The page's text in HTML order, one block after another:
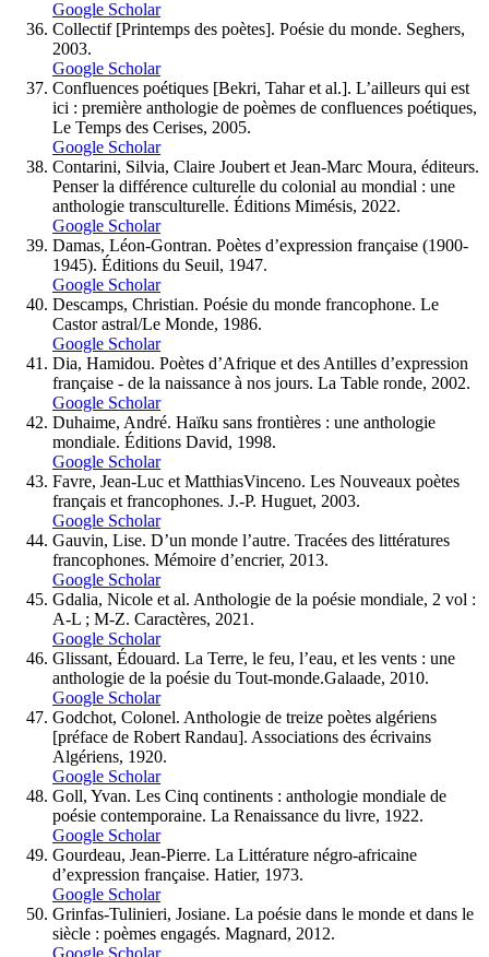
Google Scholar
Collectif [Printemps des poètes]. Poésie du monde. Seghers,
2003.
Google Scholar
Confluences poétiques [Bekri, Tahar et al.]. L’ailleurs qui est
ici : première anthologie de poèmes de confluences poétiques,
Le Temps des Cerises, 2005.
Google Scholar
Contarini, Silvia, Claire Joubert et Jean-Marc Moura, éditeurs.
Penser la différence culturelle du colonial au mondial : une
anthologie transculturelle. Éditions Mimésis, 2022.
Google Scholar
Damas, Léon-Gontran. Poètes d’expression française (1900-
1945). Éditions du Seuil, 1947.
Google Scholar
Descamps, Christian. Poésie du monde francophone. Le
Castor astral/Le Monde, 1986.
Google Scholar
Dia, Hamidou. Poètes d’Afrique et des Antilles d’expression
française - de la naissance à nos jours. La Table ronde, 2002.
Google Scholar
Duhaime, André. Haïku sans frontières : une anthologie
mondiale. Éditions David, 1998.
Google Scholar
Favre, Jean-Luc et MatthiasVinceno. Les Nouveaux poètes
français et francophones. J.-P. Huguet, 2003.
Google Scholar
Gauvin, Lise. D’un monde l’autre. Tracées des littératures
francophones. Mémoire d’encrier, 2013.
Google Scholar
Gdalia, Nicole et al. Anthologie de la poésie mondiale, 2 vol :
A-L ; M-Z. Caractères, 2021.
Google Scholar
Glissant, Édouard. La Terre, le feu, l’eau, et les vents : une
anthologie de la poésie du Tout-monde.Galaade, 2010.
Google Scholar
Godchot, Colonel. Anthologie de treize poètes algériens
[préface de Robert Randau]. Associations des écrivains
Algériens, 1920.
Google Scholar
Goll, Yvan. Les Cinq continents : anthologie mondiale de
poésie contemporaine. La Renaissance du livre, 1922.
Google Scholar
Gourdeau, Jean-Pierre. La Littérature négro-africaine
d’expression française. Hatier, 1973.
Google Scholar
Grinfas-Tulinieri, Josiane. La poésie dans le monde et dans le
siècle : poèmes engagés. Magnard, 2012.